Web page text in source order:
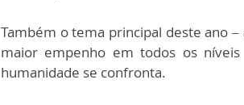
Também o tema principal deste ano
maior empenho em todos os
humanidade se confronta.